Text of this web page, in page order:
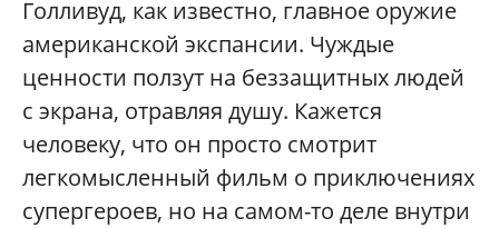
Голливуд, как известно, главное оружие
американской экспансии. Чуждые
ценности ползут на беззащитных людей
с экрана, отравляя душу. Кажется
человеку, что он просто смотрит
легкомысленный фильм о приключениях
супергероев, но на самом-то деле внутри